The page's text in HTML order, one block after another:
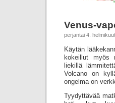
Venus-
perjantai 4.
Käytän
kokeillut myös
liekillä
Volcano on
ongelma on
Tyydyttävää